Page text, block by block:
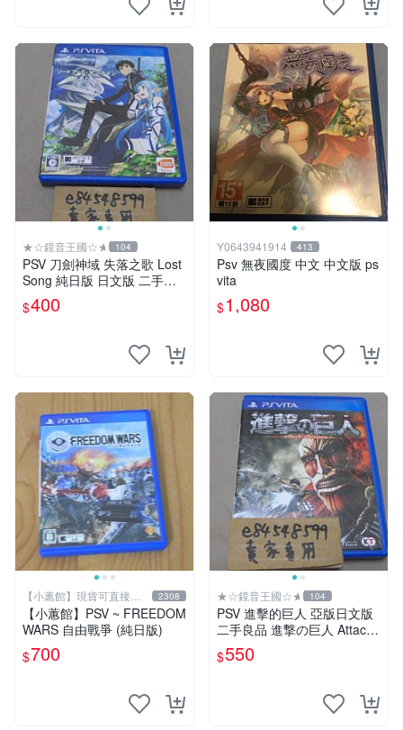
★☆鏡音王國☆★ 104
PSV 刀劍神域 失落之歌 Lost
Song 純日版 日文版 二手良
$400
Y0643941914 413
Psv 無夜國度 中文 中文版 ps
vita
$1,080
【小蕙館】現貨可直接下
標
2308
【小蕙館】PSV ~ FREEDOM
WARS 自由戰爭 (純日版)
$700
★☆鏡音王國☆★ 104
PSV 進擊的巨人 亞版日文版
二手良品 進撃の巨人 Attack
on Titan
$550